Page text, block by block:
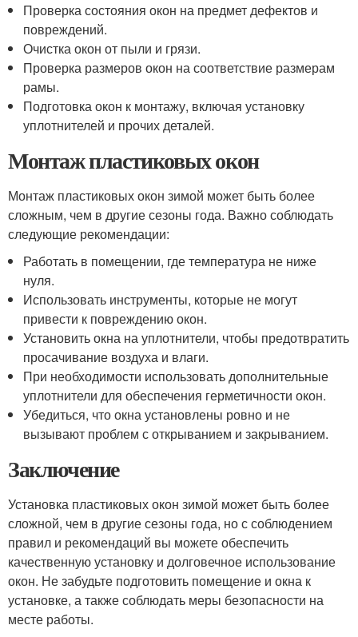
Проверка состояния окон на предмет дефектов и
повреждений.
Очистка окон от пыли и грязи.
Проверка размеров окон на соответствие размерам
рамы.
Подготовка окон к монтажу, включая установку
уплотнителей и прочих деталей.
Монтаж пластиковых окон
Монтаж пластиковых окон зимой может быть более
сложным, чем в другие сезоны года. Важно соблюдать
следующие рекомендации:
Работать в помещении, где температура не ниже
нуля.
Использовать инструменты, которые не могут
привести к повреждению окон.
Установить окна на уплотнители, чтобы предотвратить
просачивание воздуха и влаги.
При необходимости использовать дополнительные
уплотнители для обеспечения герметичности окон.
Убедиться, что окна установлены ровно и не
вызывают проблем с открыванием и закрыванием.
Заключение
Установка пластиковых окон зимой может быть более
сложной, чем в другие сезоны года, но с соблюдением
правил и рекомендаций вы можете обеспечить
качественную установку и долговечное использование
окон. Не забудьте подготовить помещение и окна к
установке, а также соблюдать меры безопасности на
месте работы.